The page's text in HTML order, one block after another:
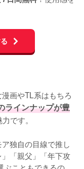
画やTL系はもちろ
ラインナップが豊
です。
独自の目線で推し
「親父」「年下攻